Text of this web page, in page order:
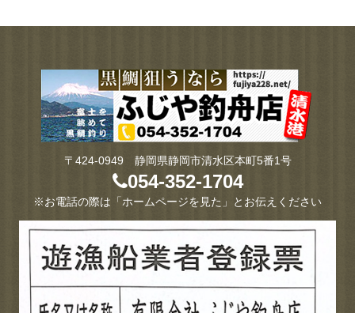
〒424-0949 静岡県静岡市清水区本町5番1号
054-352-1704
※お電話の際は「ホームページを見た」とお伝えください